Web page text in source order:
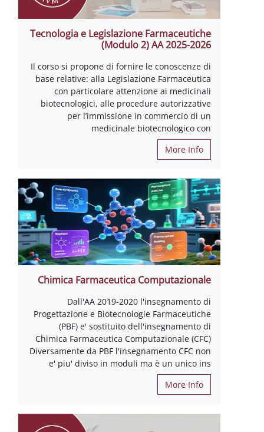
Tecnologia e Legislazione Farmaceutiche
(Modulo 2) AA 2025-2026
Il corso si propone di fornire le conoscenze di
base relative: alla Legislazione Farmaceutica
con particolare attenzione ai medicinali
biotecnologici, alle procedure autorizzative
per l’immissione in commercio di un
medicinale biotecnologico con
More Info
Chimica Farmaceutica Computazionale
Dall'AA 2019-2020 l'insegnamento di
Progettazione e Biotecnologie Farmaceutiche
(PBF) e' sostituito dell'insegnamento di
Chimica Farmaceutica Computazionale (CFC)
Diversamente da PBF l'insegnamento CFC non
e' piu' diviso in moduli ma è un unico ins
More Info